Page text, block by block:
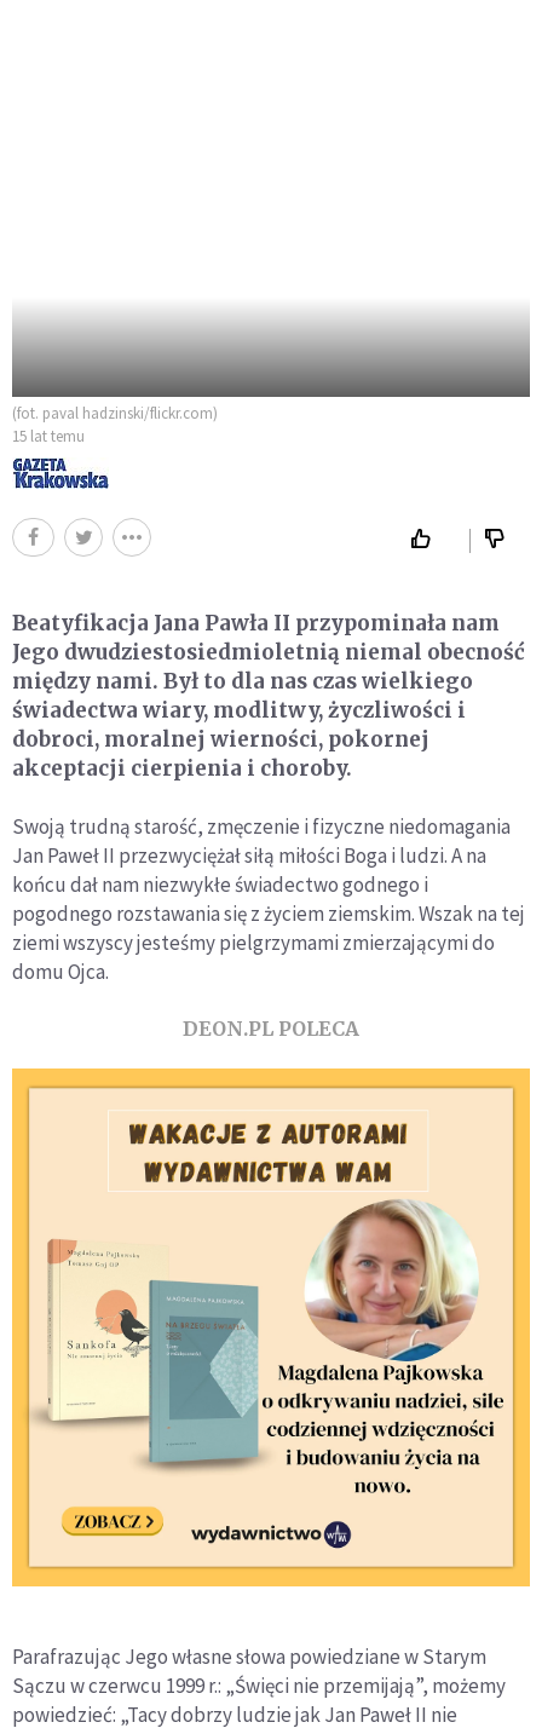
(fot. paval hadzinski/flickr.com)
15 lat temu
Beatyfikacja Jana Pawła II przypominała nam
Jego dwudziestosiedmioletnią niemal obecność
między nami. Był to dla nas czas wielkiego
świadectwa wiary, modlitwy, życzliwości i
dobroci, moralnej wierności, pokornej
akceptacji cierpienia i choroby.
Swoją trudną starość, zmęczenie i fizyczne niedomagania
Jan Paweł II przezwyciężał siłą miłości Boga i ludzi. A na
końcu dał nam niezwykłe świadectwo godnego i
pogodnego rozstawania się z życiem ziemskim. Wszak na tej
ziemi wszyscy jesteśmy pielgrzymami zmierzającymi do
domu Ojca.
DEON.PL POLECA
Parafrazując Jego własne słowa powiedziane w Starym
Sączu w czerwcu 1999 r.: „Święci nie przemijają”, możemy
powiedzieć: „Tacy dobrzy ludzie jak Jan Paweł II nie